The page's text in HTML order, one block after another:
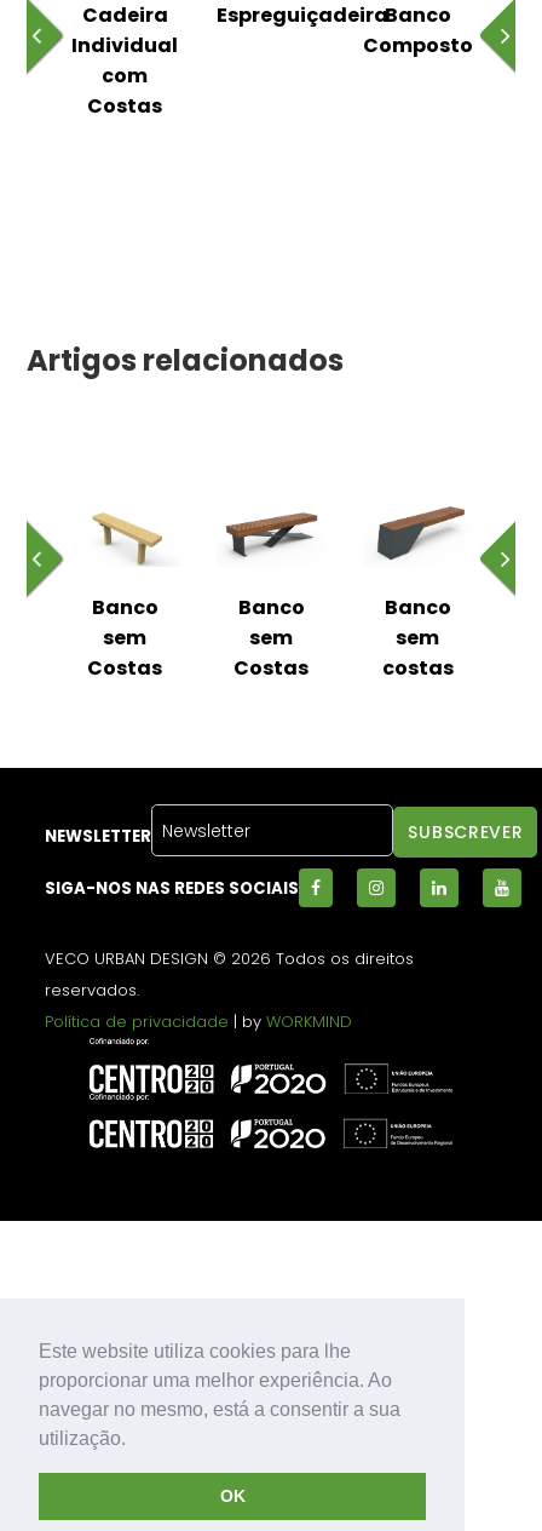
Este website utiliza cookies para lhe
proporcionar uma melhor experiência. Ao
navegar no mesmo, está a consentir a sua
utilização.
OK
Cadeira
Individual
com
Costas
EspreguiçadeiraBanco
Composto
Artigos relacionados
Banco
sem
Costas
Banco
sem
Costas
Banco
sem
costas
NEWSLETTER
SIGA-NOS NAS REDES SOCIAIS
VECO URBAN DESIGN © 2026 Todos os direitos
reservados.
Política de privacidade | byWORKMIND